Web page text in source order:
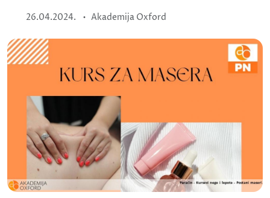
26.04.2024. • Akademija Oxford